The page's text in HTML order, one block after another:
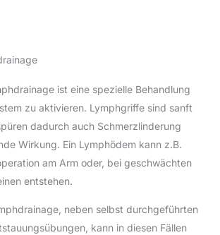
ist eine spezielle Behandlung
zu aktivieren. Lymphgriffe sind sanft
dadurch auch Schmerzlinderung
Wirkung. Ein Lymphödem kann z.B.
am Arm oder, bei geschwächten
entstehen.
neben selbst durchgeführten
kann in diesen Fällen